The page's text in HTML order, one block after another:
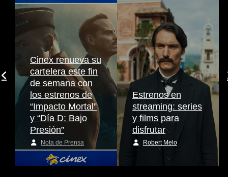
Cinex renueva su
cartelera este fin
de semana con
los estrenos de
“Impacto Mortal”
y “Día D: Bajo
Presión”
Nota de Prensa
Estrenos en
streaming: series
y films para
disfrutar
Robert Melo